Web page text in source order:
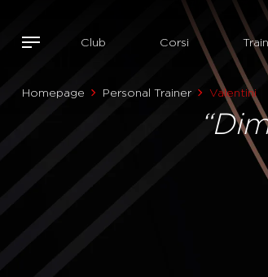
Club Corsi
Homepage Personal Trainer Valentini